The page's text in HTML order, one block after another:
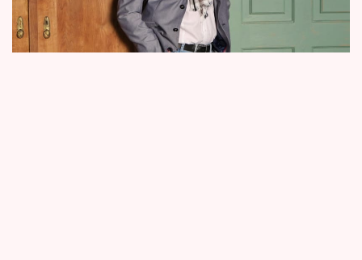
Sledujte prima+
miluje.